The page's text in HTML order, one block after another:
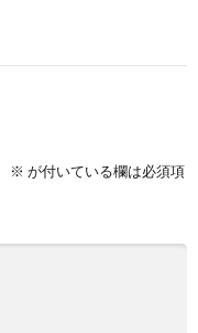
※ が付いている欄は必須項